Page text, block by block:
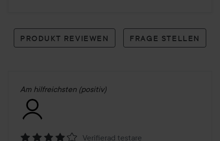
PRODUKT REVIEWEN FRAGE STELLEN
Am hilfreichsten (positiv)
Verifierad testare